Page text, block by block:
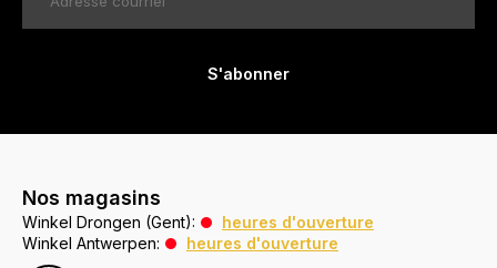
S'abonner
Nos magasins
Winkel Drongen (Gent):
heures d'ouverture
Winkel Antwerpen:
heures d'ouverture